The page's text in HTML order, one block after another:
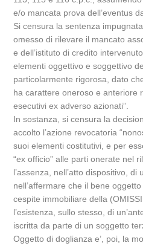
e/o mancata prova dell’eventus
Si censura la sentenza
omesso di rilevare il mancato
e dell’istituto di credito
elementi oggettivo e soggettivo
particolarmente rigorosa, dato
ha carattere oneroso e anteriore
esecutivi ex adverso azionati”.
In sostanza, si censura la
accolto l’azione revocatoria
suoi elementi costitutivi, e per
“ex officio” alle parti onerate nel
l’assenza, nell’atto dispositivo,
nell’affermare che il bene
cespite immobiliare della
l’esistenza, sullo stesso, di
iscritta da parte di un soggetto
Oggetto di doglianza e’, poi, la